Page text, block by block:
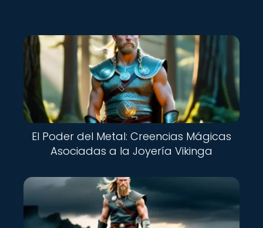
El Poder del Metal: Creencias Mágicas
Asociadas a la Joyería Vikinga